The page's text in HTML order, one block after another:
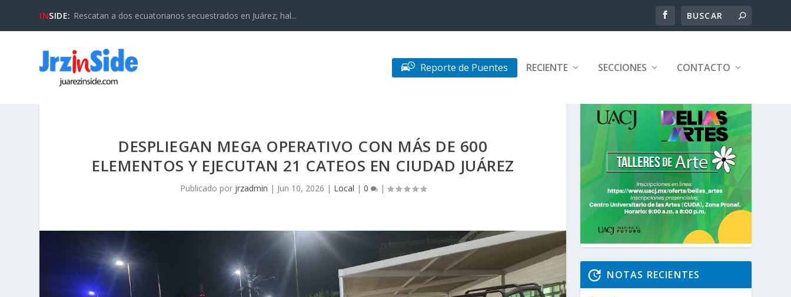
INSIDE: Rescatan a dos ecuatorianos secuestrados en Juárez; hal...
Reporte de Puentes RECIENTE SECCIONES CONTACTO
DESPLIEGAN MEGA OPERATIVO CON MÁS DE 600
ELEMENTOS Y EJECUTAN 21 CATEOS EN CIUDAD JUÁREZ
Publicado por jrzadmin | Jun 10, 2026 | Local | 0 |
NOTAS RECIENTES